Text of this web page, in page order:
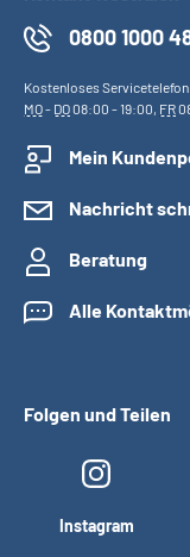
0800 1000
Kostenloses Servicetelefon
MO- DO08:00 - 19:00, FR
Mein
Nachricht
Beratung
Alle
Folgen und Teilen
Instagram